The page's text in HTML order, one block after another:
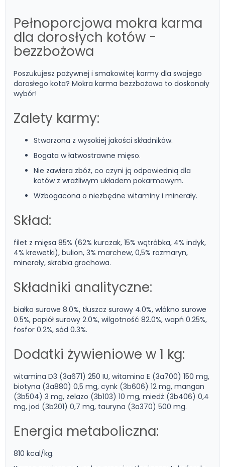
Pełnoporcjowa mokra karma
dla dorosłych kotów -
bezzbożowa
Poszukujesz pożywnej i smakowitej karmy dla swojego
dorosłego kota? Mokra karma bezzbożowa to doskonały
wybór!
Zalety karmy:
Stworzona z wysokiej jakości składników.
Bogata w łatwostrawne mięso.
Nie zawiera zbóż, co czyni ją odpowiednią dla
kotów z wrażliwym układem pokarmowym.
Wzbogacona o niezbędne witaminy i minerały.
Skład:
filet z mięsa 85% (62% kurczak, 15% wątróbka, 4% indyk,
4% krewetki), bulion, 3% marchew, 0,5% rozmaryn,
minerały, skrobia grochowa.
Składniki analityczne:
białko surowe 8.0%, tłuszcz surowy 4.0%, włókno surowe
0.5%, popiół surowy 2.0%, wilgotność 82.0%, wapń 0.25%,
fosfor 0.2%, sód 0.3%.
Dodatki żywieniowe w 1 kg:
witamina D3 (3a671) 250 IU, witamina E (3a700) 150 mg,
biotyna (3a880) 0,5 mg, cynk (3b606) 12 mg, mangan
(3b504) 3 mg, żelazo (3b103) 10 mg, miedź (3b406) 0,4
mg, jod (3b201) 0,7 mg, tauryna (3a370) 500 mg.
Energia metaboliczna:
810 kcal/kg.